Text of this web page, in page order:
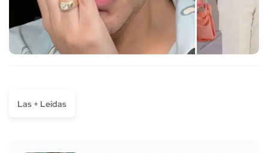
Las + Leídas